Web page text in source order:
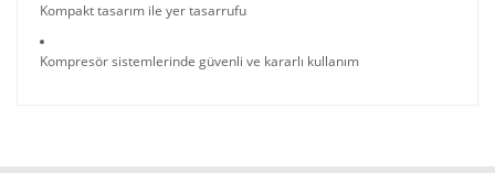
Kompakt tasarım ile yer tasarrufu
Kompresör sistemlerinde güvenli ve kararlı kullanım